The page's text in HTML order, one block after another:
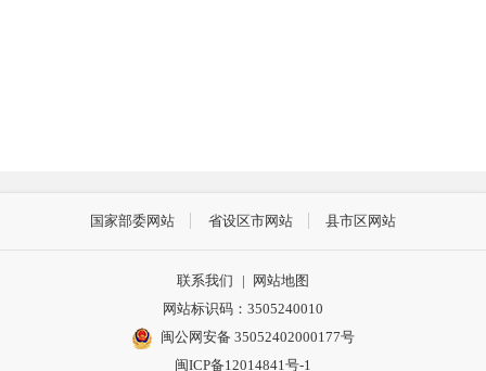
国家部委网站 省设区市网站 县市区网站
联系我们 |
网站地图
网站标识码：3505240010
闽公网安备 35052402000177号
闽ICP备12014841号-1